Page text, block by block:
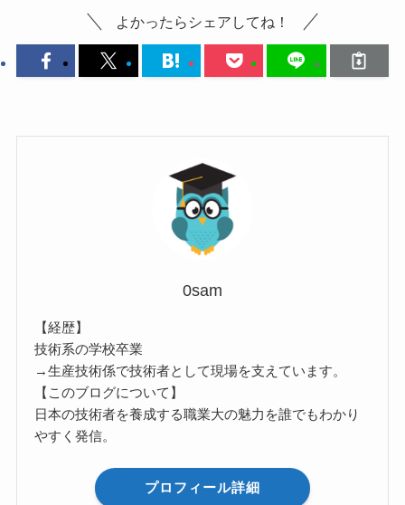
よかったらシェアしてね！
0sam
【経歴】
技術系の学校卒業
→生産技術係で技術者として現場を支えています。
【このブログについて】
日本の技術者を養成する職業大の魅力を誰でもわかり
やすく発信。
プロフィール詳細